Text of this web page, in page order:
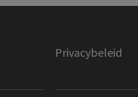
Privacybeleid